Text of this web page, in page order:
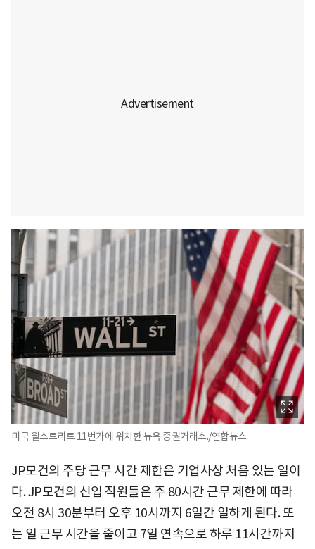
미국 월스트리트 11번가에 위치한 뉴욕 증권거래소./연합뉴스
JP모건의 주당 근무 시간 제한은 기업사상 처음 있는 일이
다. JP모건의 신입 직원들은 주 80시간 근무 제한에 따라
오전 8시 30분부터 오후 10시까지 6일간 일하게 된다. 또
는 일 근무 시간을 줄이고 7일 연속으로 하루 11시간까지